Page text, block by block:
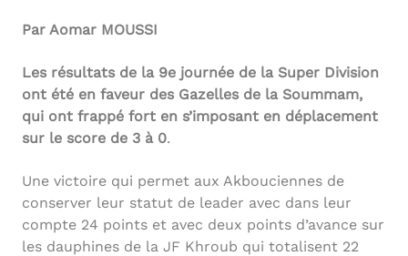
Par Aomar MOUSSI
Les résultats de la 9e journée de la Super Division
ont été en faveur des Gazelles de la Soummam,
qui ont frappé fort en s’imposant en déplacement
sur le score de 3 à 0.
Une victoire qui permet aux Akbouciennes de
conserver leur statut de leader avec dans leur
compte 24 points et avec deux points d’avance sur
les dauphines de la JF Khroub qui totalisent 22